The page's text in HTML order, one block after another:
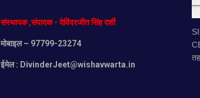
संस्थापक,संपादक-देविंदरजीतसिंहदर्शी
मोबाइल– 97799-23274
ईमेल : DivinderJeet@wishavwarta.in